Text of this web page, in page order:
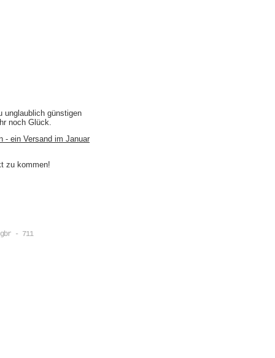
unglaublich günstigen
noch Glück.
- ein Versand im Januar
zu kommen!
- 711